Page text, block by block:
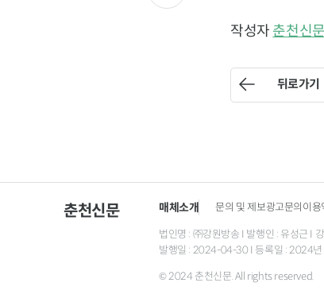
작성자 춘천신문
뒤로가기
춘천신문 매체소개 문의 및 제보광고문의이용
법인명 : ㈜강원방송 I 발행인 : 유성근
발행일 : 2024-04-30 I 등록일 : 2024년
© 2024 춘천신문. All rights reserved.